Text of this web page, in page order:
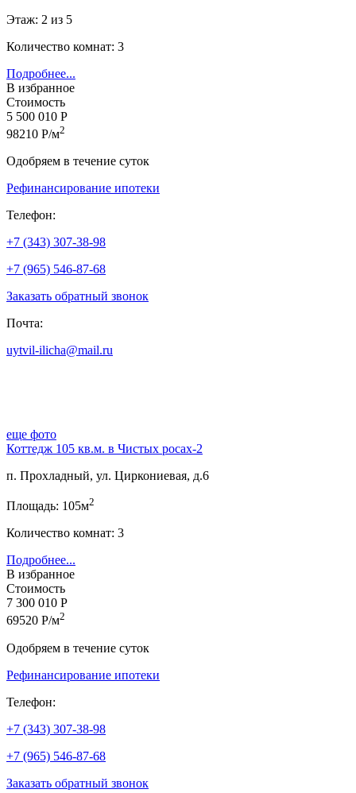
Этаж: 2 из 5
Количество комнат: 3
Подробнее...
В избранное
Стоимость
5 500 010 Р
98210 Р/м2
Одобряем в течение суток
Рефинансирование ипотеки
Телефон:
+7 (343) 307-38-98
+7 (965) 546-87-68
Заказать обратный звонок
Почта:
uytvil-ilicha@mail.ru
еще фото
Коттедж 105 кв.м. в Чистых росах-2
п. Прохладный, ул. Циркониевая, д.6
Площадь: 105м2
Количество комнат: 3
Подробнее...
В избранное
Стоимость
7 300 010 Р
69520 Р/м2
Одобряем в течение суток
Рефинансирование ипотеки
Телефон:
+7 (343) 307-38-98
+7 (965) 546-87-68
Заказать обратный звонок